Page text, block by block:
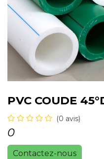
PVC COUDE
(0 avis)
0
Contactez-nous